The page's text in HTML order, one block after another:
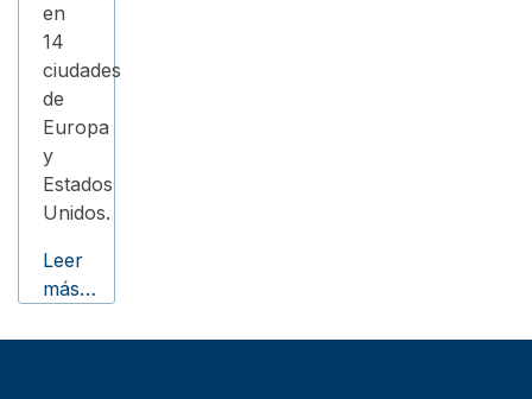
en
14
ciudades
de
Europa
y
Estados
Unidos.
Leer
más…